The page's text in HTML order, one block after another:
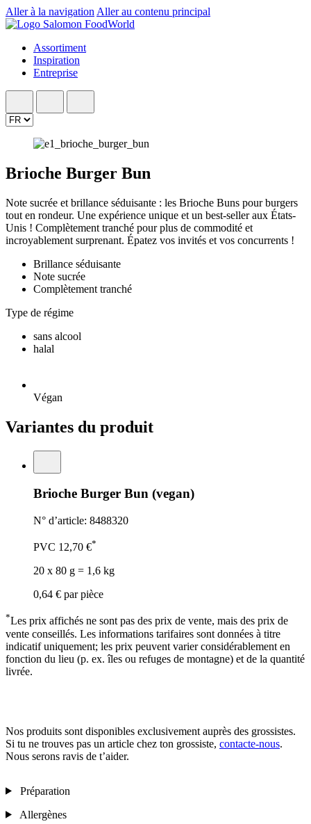
Aller à la navigation Aller au contenu principal
Assortiment
Inspiration
Entreprise
Brioche Burger Bun
Note sucrée et brillance séduisante : les Brioche Buns pour burgers
tout en rondeur. Une expérience unique et un best-seller aux États-
Unis ! Complètement tranché pour plus de commodité et
incroyablement surprenant. Épatez vos invités et vos concurrents !
Brillance séduisante
Note sucrée
Complètement tranché
Type de régime
sans alcool
halal
Végan
Variantes du produit
Brioche Burger Bun (vegan)
N° d’article: 8488320
PVC 12,70 €*
20 x 80 g = 1,6 kg
0,64 € par pièce
*Les prix affichés ne sont pas des prix de vente, mais des prix de
vente conseillés. Les informations tarifaires sont données à titre
indicatif uniquement; les prix peuvent varier considérablement en
fonction du lieu (p. ex. îles ou refuges de montagne) et de la quantité
livrée.
Nos produits sont disponibles exclusivement auprès des grossistes.
Si tu ne trouves pas un article chez ton grossiste, contacte-nous.
Nous serons ravis de t’aider.
Préparation
Allergènes